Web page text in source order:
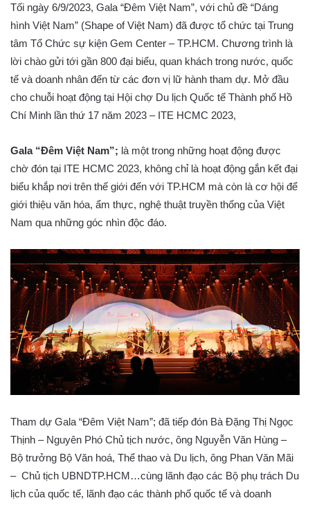
Tối ngày 6/9/2023, Gala “Đêm Việt Nam”, với chủ đề “Dáng
hình Việt Nam” (Shape of Việt Nam) đã được tổ chức tại Trung
tâm Tổ Chức sự kiện Gem Center – TP.HCM. Chương trình là
lời chào gửi tới gần 800 đại biểu, quan khách trong nước, quốc
tế và doanh nhân đến từ các đơn vị lữ hành tham dự. Mở đầu
cho chuỗi hoạt động tại Hội chợ Du lịch Quốc tế Thành phố Hồ
Chí Minh lần thứ 17 năm 2023 – ITE HCMC 2023,
Gala “Đêm Việt Nam”; là một trong những hoạt động được
chờ đón tại ITE HCMC 2023, không chỉ là hoạt động gắn kết đại
biểu khắp nơi trên thế giới đến với TP.HCM mà còn là cơ hội để
giới thiệu văn hóa, ẩm thực, nghệ thuật truyền thống của Việt
Nam qua những góc nhìn độc đáo.
Tham dự Gala “Đêm Việt Nam”; đã tiếp đón Bà Đặng Thị Ngọc
Thịnh – Nguyên Phó Chủ tịch nước, ông Nguyễn Văn Hùng –
Bộ trưởng Bộ Văn hoá, Thể thao và Du lịch, ông Phan Văn Mãi
– Chủ tịch UBNDTP.HCM…cùng lãnh đạo các Bộ phụ trách Du
lịch của quốc tế, lãnh đạo các thành phố quốc tế và doanh